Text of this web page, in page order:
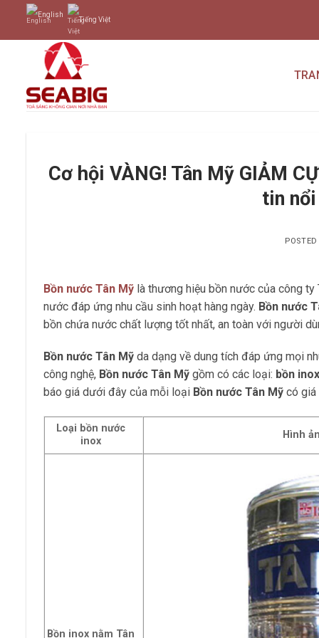
content
English
Tiếng Việt
Cơ hội VÀNG! Tân Mỹ GIẢM
tin
Bồn nước Tân Mỹ là thương hiệu bồn nước của công
nước đáp ứng nhu cầu sinh hoạt hàng ngày. Bồn nước
bồn chứa nước chất lượng tốt nhất, an toàn với người
Bồn nước Tân Mỹ da dạng về dung tích đáp ứng mọi
công nghệ, Bồn nước Tân Mỹ gồm có các loại: bồn
báo giá dưới đây của mỗi loại Bồn nước Tân Mỹ có giá
Loại bồn nước
inox
Hình
Bồn inox nằm Tân